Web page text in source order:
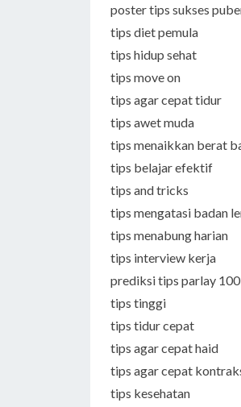
poster tips sukses
tips diet pemula
tips hidup sehat
tips move on
tips agar cepat tidur
tips awet muda
tips menaikkan berat
tips belajar efektif
tips and tricks
tips mengatasi badan
tips menabung harian
tips interview kerja
prediksi tips parlay
tips tinggi
tips tidur cepat
tips agar cepat haid
tips agar cepat
tips kesehatan